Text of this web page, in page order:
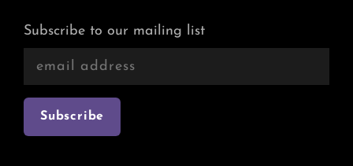
Subscribe to our mailing list